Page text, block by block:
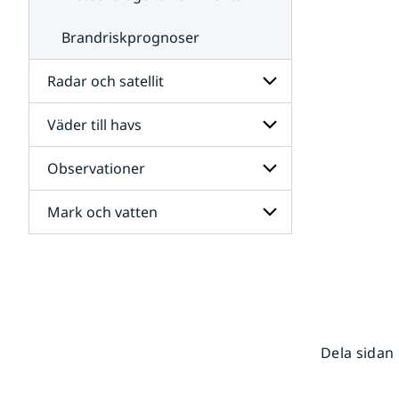
Brandriskprognoser
Radar och satellit
Undersidor
för
Radar
och
satellit
Väder till havs
Undersidor
för
Väder
till
havs
Observationer
Undersidor
för
Mark och vatten
Dela sidan